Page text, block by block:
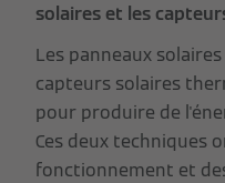
solaires et les
Les panneaux
capteurs solaires
pour produire de
Ces deux techniques
fonctionnement et